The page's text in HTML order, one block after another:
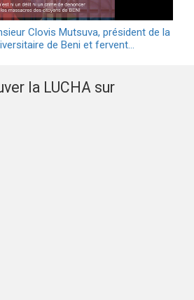
Clovis Mutsuva, président de la
de Beni et fervent…
la LUCHA sur